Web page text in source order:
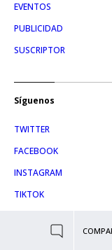
EVENTOS
PUBLICIDAD
SUSCRIPTOR
Síguenos
TWITTER
FACEBOOK
INSTAGRAM
TIKTOK